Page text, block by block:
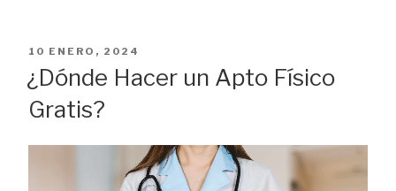
PUBLICADO
10 ENERO, 2024
¿Dónde Hacer un Apto Físico
Gratis?